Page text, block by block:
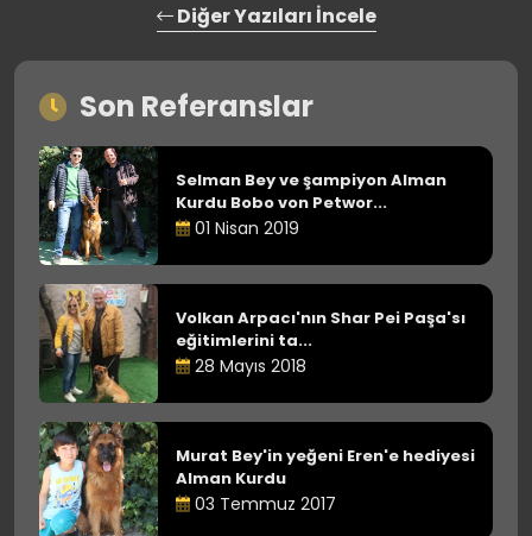
Diğer Yazıları İncele
Son Referanslar
Selman Bey ve şampiyon Alman
Kurdu Bobo von Petwor...
01 Nisan 2019
Volkan Arpacı'nın Shar Pei Paşa'sı
eğitimlerini ta...
28 Mayıs 2018
Murat Bey'in yeğeni Eren'e hediyesi
Alman Kurdu
03 Temmuz 2017